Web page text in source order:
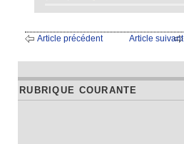
Article précédent Article suivant
RUBRIQUE COURANTE